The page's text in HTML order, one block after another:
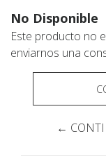
No Disponible
Este producto no
enviarnos una
←